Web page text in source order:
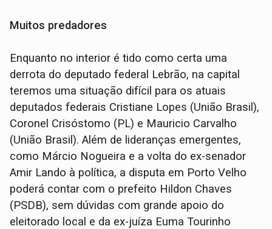
Muitos predadores
Enquanto no interior é tido como certa uma
derrota do deputado federal Lebrão, na capital
teremos uma situação difícil para os atuais
deputados federais Cristiane Lopes (União Brasil),
Coronel Crisóstomo (PL) e Mauricio Carvalho
(União Brasil). Além de lideranças emergentes,
como Márcio Nogueira e a volta do ex-senador
Amir Lando à política, a disputa em Porto Velho
poderá contar com o prefeito Hildon Chaves
(PSDB), sem dúvidas com grande apoio do
eleitorado local e da ex-juíza Euma Tourinho